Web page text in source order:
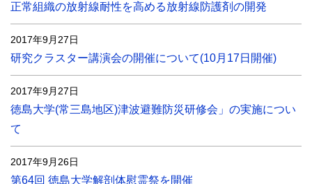
正常組織の放射線耐性を高める放射線防護剤の開発
2017年9月27日
研究クラスター講演会の開催について(10月17日開催)
2017年9月27日
徳島大学(常三島地区)津波避難防災研修会」の実施につい
て
2017年9月26日
第64回 徳島大学解剖体慰霊祭を開催